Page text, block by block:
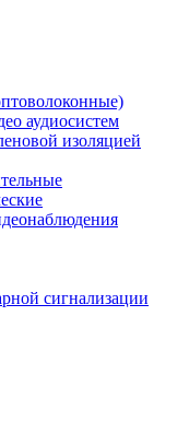
аудиосистем
изоляцией
сигнализации